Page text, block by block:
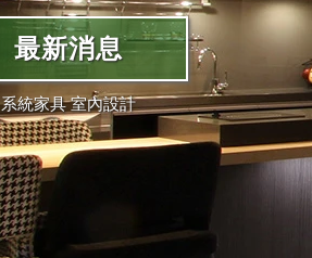
最新消息
系統家具 室內設計